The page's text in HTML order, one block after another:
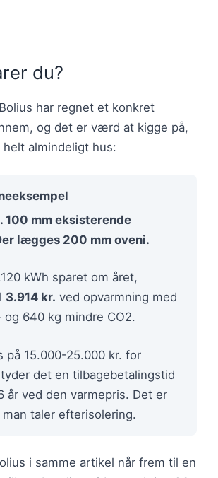
du?
har regnet et konkret
og det er værd at kigge på,
almindeligt hus:
100 mm eksisterende
lægges 200 mm oveni.
kWh sparet om året,
3.914 kr. ved opvarmning med
640 kg mindre CO2.
på 15.000-25.000 kr. for
det en tilbagebetalingstid
år ved den varmepris. Det er
taler efterisolering.
i samme artikel når frem til en